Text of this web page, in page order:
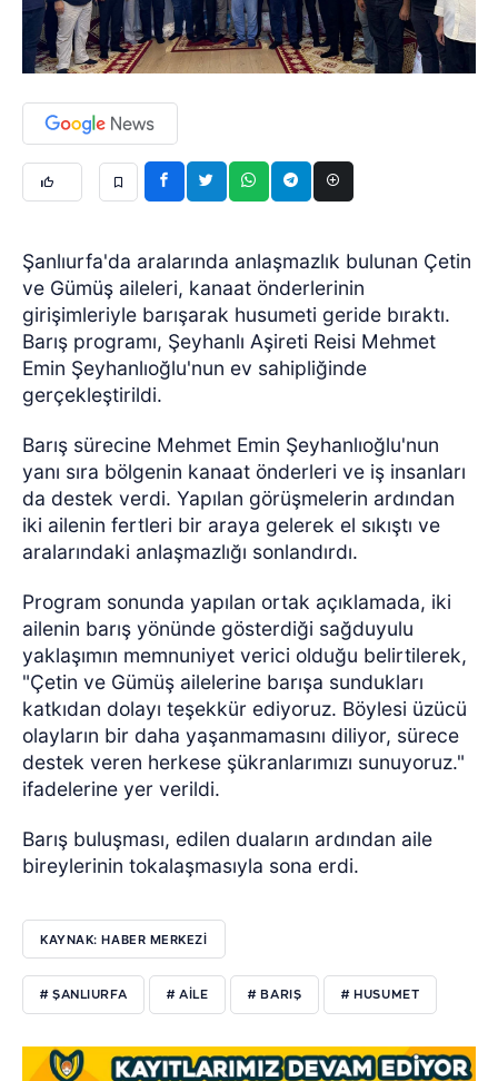
Şanlıurfa'da aralarında anlaşmazlık bulunan Çetin
ve Gümüş aileleri, kanaat önderlerinin
girişimleriyle barışarak husumeti geride bıraktı.
Barış programı, Şeyhanlı Aşireti Reisi Mehmet
Emin Şeyhanlıoğlu'nun ev sahipliğinde
gerçekleştirildi.
Barış sürecine Mehmet Emin Şeyhanlıoğlu'nun
yanı sıra bölgenin kanaat önderleri ve iş insanları
da destek verdi. Yapılan görüşmelerin ardından
iki ailenin fertleri bir araya gelerek el sıkıştı ve
aralarındaki anlaşmazlığı sonlandırdı.
Program sonunda yapılan ortak açıklamada, iki
ailenin barış yönünde gösterdiği sağduyulu
yaklaşımın memnuniyet verici olduğu belirtilerek,
"Çetin ve Gümüş ailelerine barışa sundukları
katkıdan dolayı teşekkür ediyoruz. Böylesi üzücü
olayların bir daha yaşanmamasını diliyor, sürece
destek veren herkese şükranlarımızı sunuyoruz."
ifadelerine yer verildi.
Barış buluşması, edilen duaların ardından aile
bireylerinin tokalaşmasıyla sona erdi.
KAYNAK: HABER MERKEZİ
# ŞANLIURFA # AILE # BARIŞ # HUSUMET